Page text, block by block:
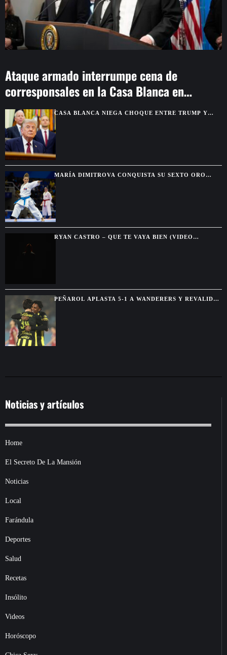
Ataque armado interrumpe cena de
corresponsales en la Casa Blanca en
WashingtonCASA BLANCA NIEGA CHOQUE ENTRE TRUMP Y
HEGSETH POR RESERVAS DE MUNICIONES
MARÍA DIMITROVA CONQUISTA SU SEXTO ORO
CONSECUTIVO Y SE DESPIDE DEL KATA INDIVIDUAL
RYAN CASTRO – QUE TE VAYA BIEN (VIDEO
PEÑAROL APLASTA 5-1 A WANDERERS Y REVALIDA
Noticias y artículos
Home
El Secreto De La Mansión
Noticias
Local
Farándula
Deportes
Salud
Recetas
Insólito
Videos
Horóscopo